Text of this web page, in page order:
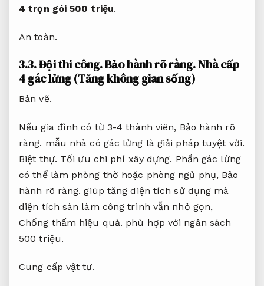
4 trọn gói 500 triệu.
An toàn.
3.3.Đội thi công.Bảo hành rõ ràng.Nhà cấp
4 gác lửng (Tăng không gian sống)
Bản vẽ.
Nếu gia đình có từ 3-4 thành viên, Bảo hành rõ
ràng. mẫu nhà có gác lửng là giải pháp tuyệt vời.
Biệt thự. Tối ưu chi phí xây dựng. Phần gác lửng
có thể làm phòng thờ hoặc phòng ngủ phụ, Bảo
hành rõ ràng. giúp tăng diện tích sử dụng mà
diện tích sàn làm công trình vẫn nhỏ gọn,
Chống thấm hiệu quả. phù hợp với ngân sách
500 triệu.
Cung cấp vật tư.